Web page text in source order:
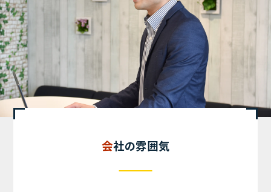
会社の雰囲気